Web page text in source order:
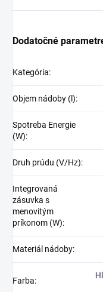
Dodatočné
Kategória:
Objem nádoby (l):
Spotreba Energie
(W):
Druh prúdu (V/Hz):
Integrovaná
zásuvka s
menovitým
príkonom (W):
Materiál nádoby:
Farba: